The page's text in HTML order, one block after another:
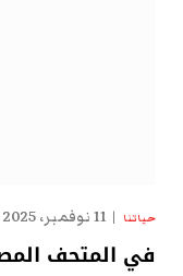
حياتنا 11 نوفمبر، 2025
في المتحف